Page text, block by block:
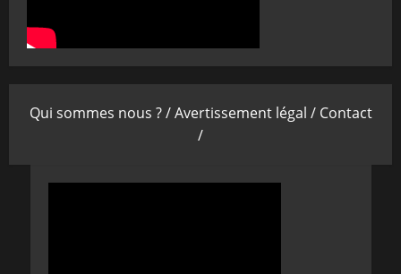
Qui sommes nous ? /Avertissement légal / Contact
/